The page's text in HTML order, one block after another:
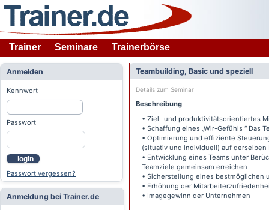
Trainer Seminare Trainerbörse
Anmelden
Kennwort
Passwort
login
Passwort vergessen?
Anmeldung bei Trainer.de
Teambuilding, Basic und speziell
Details zum Seminar
Beschreibung
• Ziel- und produktivitätsorientiertes
• Schaffung eines „Wir-Gefühls “ Das
• Optimierung und effiziente
(situativ und individuell) auf derselben
• Entwicklung eines Teams unter
Teamziele gemeinsam erreichen
• Sicherstellung eines bestmöglichen
• Erhöhung der
• Imagegewinn der Unternehmen